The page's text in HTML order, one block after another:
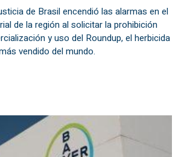
de Brasil encendió las alarmas en el
de la región al solicitar la prohibición
y uso del Roundup, el herbicida
vendido del mundo.